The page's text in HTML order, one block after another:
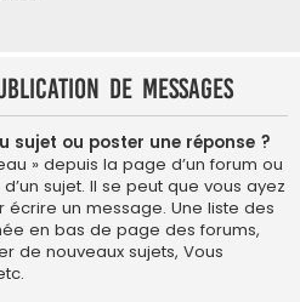
de messages
sujet ou poster une réponse ?
» depuis la page d’un forum ou
sujet. Il se peut que vous ayez
écrire un message. Une liste des
en bas de page des forums,
de nouveaux sujets, Vous